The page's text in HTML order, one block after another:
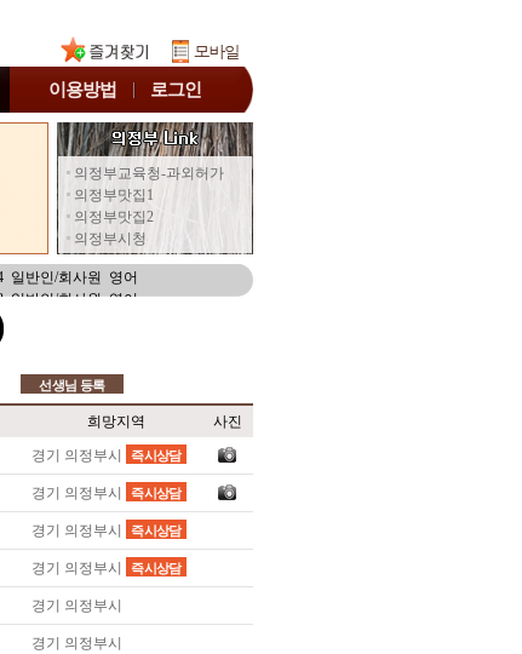
이용방법 로그인
의정부교육청-과외허가
의정부맛집1
의정부맛집2
의정부시청
고등학생 수학
일반인/회사원 중국어회화/중국어
고등학생 수학/과학
고등학생 영어
고등학생 수학/과학
일반인/회사원 영어
일반인/회사원 영어
중학생 영어/수학
중학생 수학/과학
재수생 수학/영어
고등학생 수학
일반인/회사원 중국어회화/중국어
고등학생 수학/과학
고등학생 영어
고등학생 수학/과학
일반인/회사원 영어
일반인/회사원 영어
중학생 영어/수학
중학생 수학/과학
재수생 수학/영어
선생님 등록
희망지역
사진
경기 의정부시 즉시상담
경기 의정부시 즉시상담
경기 의정부시 즉시상담
경기 의정부시 즉시상담
경기 의정부시
경기 의정부시